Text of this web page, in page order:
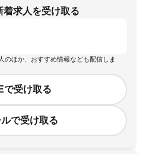
着求人を受け取る
のほか、おすすめ情報なども配信しま
で受け取る
ルで受け取る